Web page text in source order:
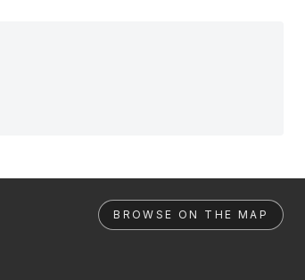
BROWSE ON THE MAP